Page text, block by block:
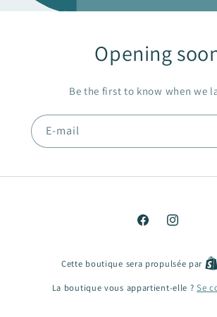
Opening
Be the first to know when we
E-mail
FacebookInstagram
Cette boutique sera propulsée par
La boutique vous appartient-elle ?Se